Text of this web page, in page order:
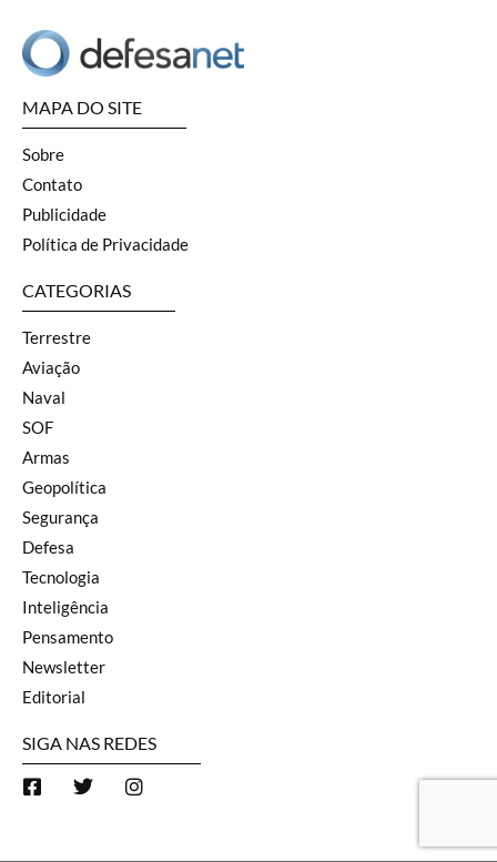
MAPA DO SITE
Sobre
Contato
Publicidade
Política de Privacidade
CATEGORIAS
Terrestre
Aviação
Naval
SOF
Armas
Geopolítica
Segurança
Defesa
Tecnologia
Inteligência
Pensamento
Newsletter
Editorial
SIGA NAS REDES